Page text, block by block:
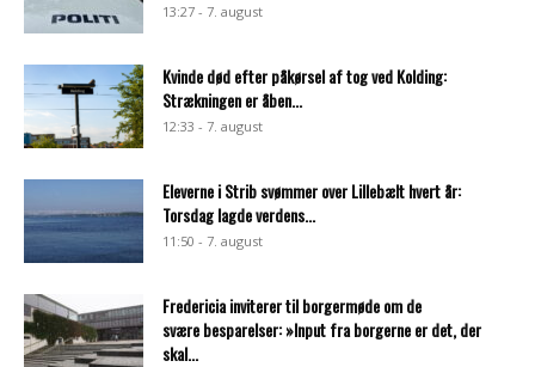
13:27 - 7. august
Kvinde død efter påkørsel af tog ved Kolding:
Strækningen er åben...
12:33 - 7. august
Eleverne i Strib svømmer over Lillebælt hvert år:
Torsdag lagde verdens...
11:50 - 7. august
Fredericia inviterer til borgermøde om de
svære besparelser: »Input fra borgerne er det, der
skal...